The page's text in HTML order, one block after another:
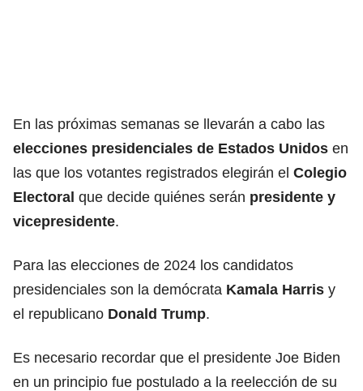
En las próximas semanas se llevarán a cabo las
elecciones presidenciales de Estados Unidos en
las que los votantes registrados elegirán el Colegio
Electoral que decide quiénes serán presidente y
vicepresidente.
Para las elecciones de 2024 los candidatos
presidenciales son la demócrata Kamala Harris y
el republicano Donald Trump.
Es necesario recordar que el presidente Joe Biden
en un principio fue postulado a la reelección de su